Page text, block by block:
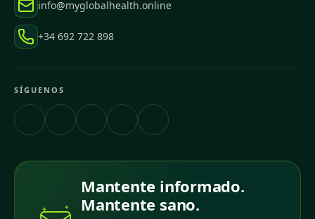
info@myglobalhealth.online
+34 692 722 898
SÍGUENOS
Mantente informado.
Mantente sano.